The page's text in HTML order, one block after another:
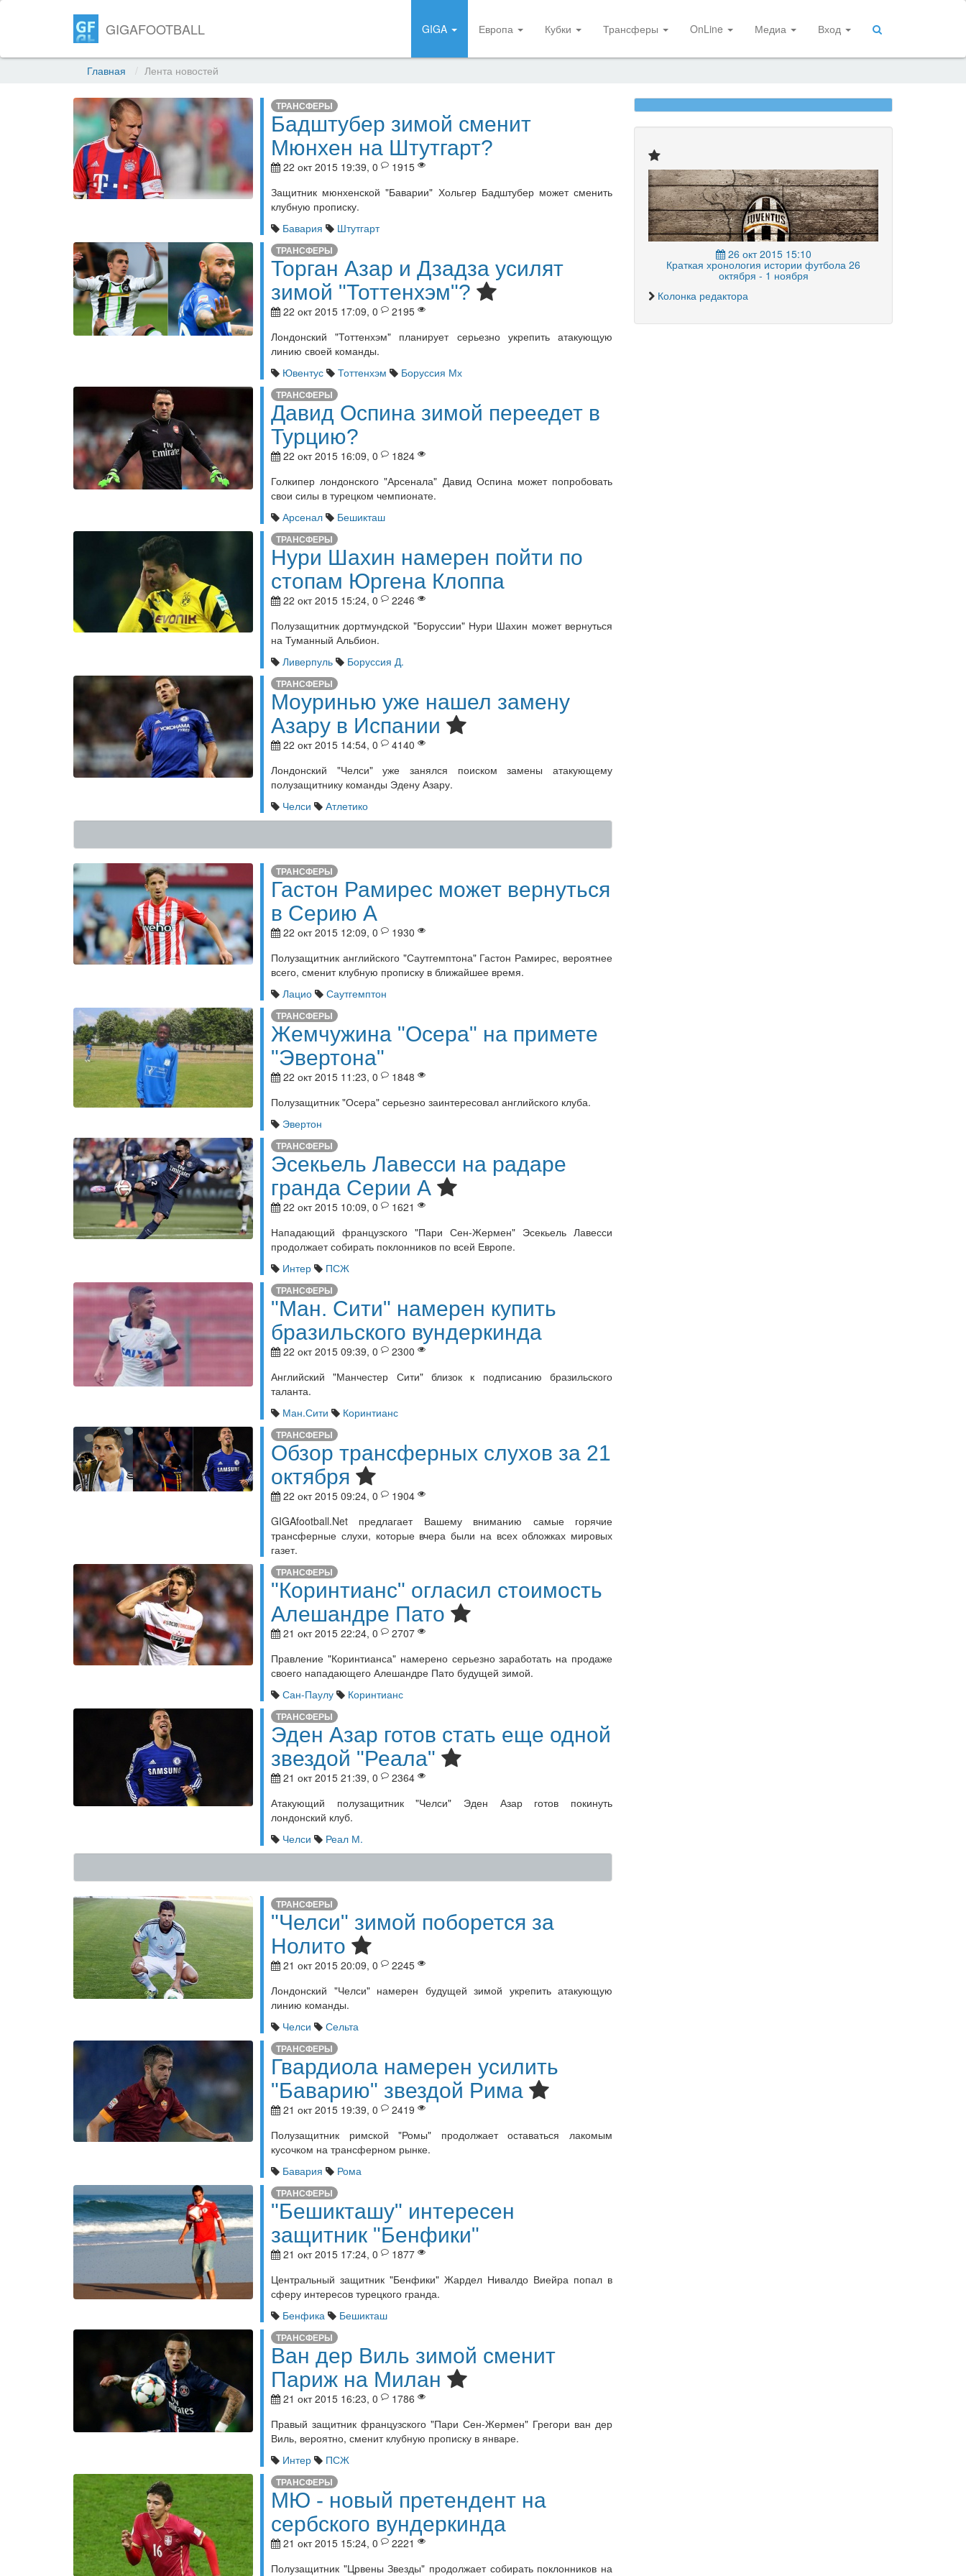
GIGAFOOTBALL GIGA Европа Кубки Трансферы OnLine Медиа Вход
Главная Лента новостей
ТРАНСФЕРЫ
Бадштубер зимой сменит
Мюнхен на Штутгарт?
22 окт 2015 19:39, 0
1915
Защитник мюнхенской "Баварии" Хольгер Бадштубер может сменить
клубную прописку.
Бавария
Штутгарт
ТРАНСФЕРЫ
Торган Азар и Дзадза усилят
зимой "Тоттенхэм"?
22 окт 2015 17:09, 0
2195
Лондонский "Тоттенхэм" планирует серьезно укрепить атакующую
линию своей команды.
Ювентус
Тоттенхэм Боруссия Мх
ТРАНСФЕРЫ
Давид Оспина зимой переедет в
Турцию?
22 окт 2015 16:09, 0
1824
Голкипер лондонского "Арсенала" Давид Оспина может попробовать
свои силы в турецком чемпионате.
Арсенал
Бешикташ
ТРАНСФЕРЫ
Нури Шахин намерен пойти по
стопам Юргена Клоппа
22 окт 2015 15:24, 0
2246
Полузащитник дортмундской "Боруссии" Нури Шахин может вернуться
на Туманный Альбион.
Ливерпуль
Боруссия Д.
ТРАНСФЕРЫ
Моуринью уже нашел замену
Азару в Испании
22 окт 2015 14:54, 0
4140
Лондонский "Челси" уже занялся поиском замены атакующему
полузащитнику команды Эдену Азару.
Челси
Атлетико
ТРАНСФЕРЫ
Гастон Рамирес может вернуться
в Серию А
22 окт 2015 12:09, 0
1930
Полузащитник английского "Саутгемптона" Гастон Рамирес, вероятнее
всего, сменит клубную прописку в ближайшее время.
Лацио
Саутгемптон
ТРАНСФЕРЫ
Жемчужина "Осера" на примете
"Эвертона"
22 окт 2015 11:23, 0
1848
Полузащитник "Осера" серьезно заинтересовал английского клуба.
Эвертон
ТРАНСФЕРЫ
Эсекьель Лавесси на радаре
гранда Серии А
22 окт 2015 10:09, 0
1621
Нападающий французского "Пари Сен-Жермен" Эсекьель Лавесси
продолжает собирать поклонников по всей Европе.
Интер
ПСЖ
ТРАНСФЕРЫ
"Ман. Сити" намерен купить
бразильского вундеркинда
22 окт 2015 09:39, 0
2300
Английский "Манчестер Сити" близок к подписанию бразильского
таланта.
Ман.Сити
Коринтианс
ТРАНСФЕРЫ
Обзор трансферных слухов за 21
октября
22 окт 2015 09:24, 0
1904
GIGAfootball.Net предлагает Вашему вниманию самые горячие
трансферные слухи, которые вчера были на всех обложках мировых
газет.
ТРАНСФЕРЫ
"Коринтианс" огласил стоимость
Алешандре Пато
21 окт 2015 22:24, 0
2707
Правление "Коринтианса" намерено серьезно заработать на продаже
своего нападающего Алешандре Пато будущей зимой.
Сан-Паулу
Коринтианс
ТРАНСФЕРЫ
Эден Азар готов стать еще одной
звездой "Реала"
21 окт 2015 21:39, 0
2364
Атакующий полузащитник "Челси" Эден Азар готов покинуть
лондонский клуб.
Челси
Реал М.
ТРАНСФЕРЫ
"Челси" зимой поборется за
Нолито
21 окт 2015 20:09, 0
2245
Лондонский "Челси" намерен будущей зимой укрепить атакующую
линию команды.
Челси
Сельта
ТРАНСФЕРЫ
Гвардиола намерен усилить
"Баварию" звездой Рима
21 окт 2015 19:39, 0
2419
Полузащитник римской "Ромы" продолжает оставаться лакомым
кусочком на трансферном рынке.
Бавария
Рома
ТРАНСФЕРЫ
"Бешикташу" интересен
защитник "Бенфики"
21 окт 2015 17:24, 0
1877
Центральный защитник "Бенфики" Жардел Нивалдо Виейра попал в
сферу интересов турецкого гранда.
Бенфика
Бешикташ
ТРАНСФЕРЫ
Ван дер Виль зимой сменит
Париж на Милан
21 окт 2015 16:23, 0
1786
Правый защитник французского "Пари Сен-Жермен" Грегори ван дер
Виль, вероятно, сменит клубную прописку в январе.
Интер
ПСЖ
ТРАНСФЕРЫ
МЮ - новый претендент на
сербского вундеркинда
21 окт 2015 15:24, 0
2221
Полузащитник "Црвены Звезды" продолжает собирать поклонников на
26 окт 2015 15:10
Краткая хронология истории футбола 26
октября - 1 ноября
Колонка редактора